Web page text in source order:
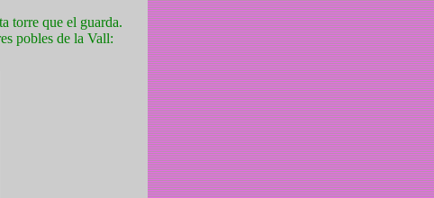
torre que el guarda.
pobles de la Vall: